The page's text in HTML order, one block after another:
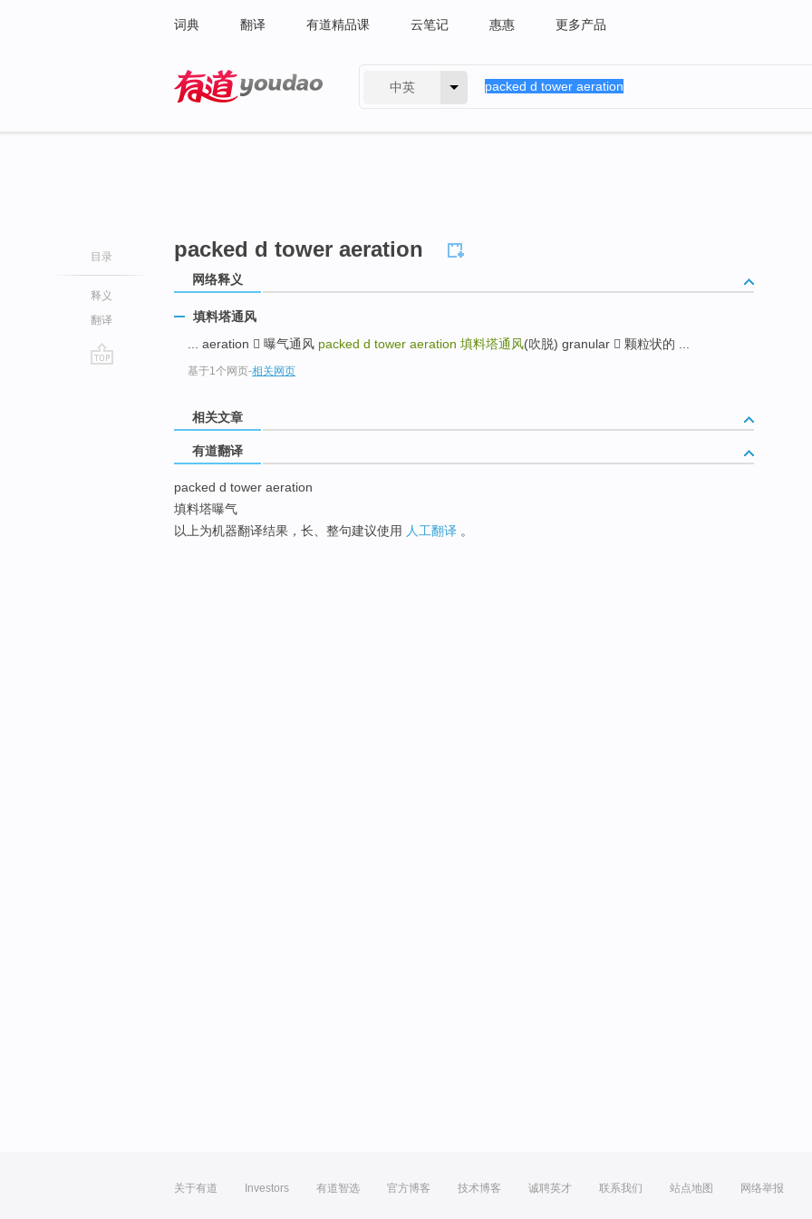
词典 翻译 有道精品课 云笔记 惠惠 更多产品
中英
目录
释义
翻译
packed d tower aeration
网络释义
填料塔通风
... aeration  曝气通风 packed d tower aeration 填料塔通风(吹脱) granular  颗粒状的 ...
基于1个网页-相关网页
相关文章
有道翻译
packed d tower aeration
填料塔曝气
以上为机器翻译结果，长、整句建议使用 人工翻译 。
关于有道 Investors 有道智选 官方博客 技术博客 诚聘英才 联系我们 站点地图 网络举报